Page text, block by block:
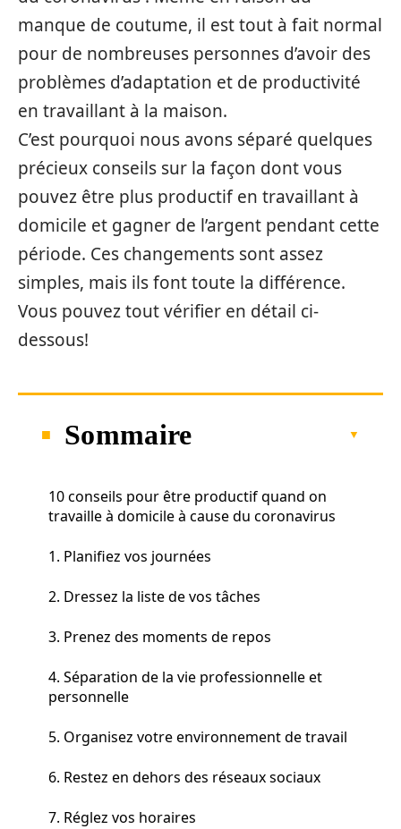
manque de coutume, il est tout à fait normal
pour de nombreuses personnes d’avoir des
problèmes d’adaptation et de productivité
en travaillant à la maison.
C’est pourquoi nous avons séparé quelques
précieux conseils sur la façon dont vous
pouvez être plus productif en travaillant à
domicile et gagner de l’argent pendant cette
période. Ces changements sont assez
simples, mais ils font toute la différence.
Vous pouvez tout vérifier en détail ci-
dessous!
Sommaire
10 conseils pour être productif quand on
travaille à domicile à cause du coronavirus
1. Planifiez vos journées
2. Dressez la liste de vos tâches
3. Prenez des moments de repos
4. Séparation de la vie professionnelle et
personnelle
5. Organisez votre environnement de travail
6. Restez en dehors des réseaux sociaux
7. Réglez vos horaires